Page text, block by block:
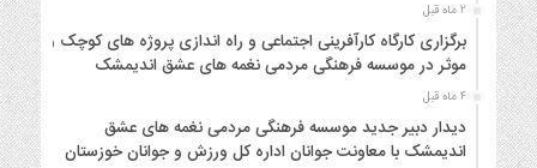
2 ماه قبل
برگزاری کارگاه کارآفرینی اجتماعی و راه اندازی پروژه های کوچک و
موثر در موسسه فرهنگی مردمی نغمه های عشق اندیمشک
4 ماه قبل
دیدار دبیر جدید موسسه فرهنگی مردمی نغمه های عشق
اندیمشک با معاونت جوانان اداره کل ورزش و جوانان خوزستان